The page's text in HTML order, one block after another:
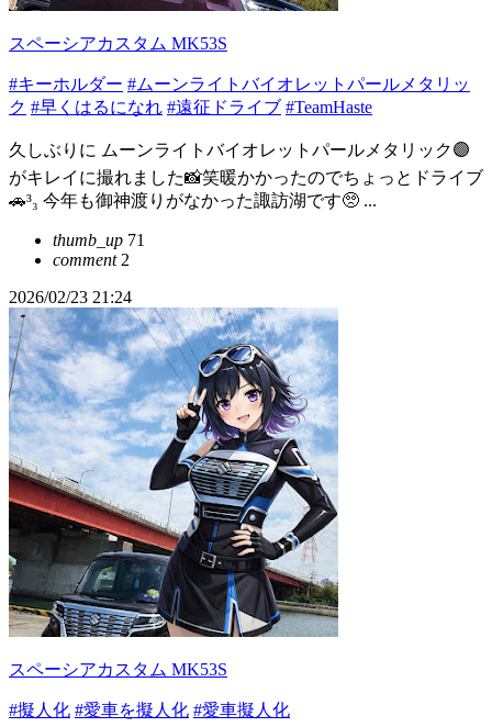
スペーシアカスタム MK53S
#キーホルダー #ムーンライトバイオレットパールメタリッ
ク #早くはるになれ #遠征ドライブ #TeamHaste
久しぶりに ムーンライトバイオレットパールメタリック🟣
がキレイに撮れました📸笑暖かかったのでちょっとドライブ
🚗³₃ 今年も御神渡りがなかった諏訪湖です🥺 ...
thumb_up 71
comment2
2026/02/23 21:24
スペーシアカスタム MK53S
#擬人化 #愛車を擬人化 #愛車擬人化